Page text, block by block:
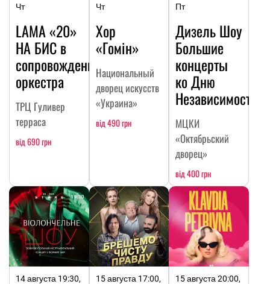
Чт
LAMA «20»
НА БИC в
сопровождении
оркестра
ТРЦ Гуливер
терраса
від 690 грн
Чт
Хор
«Гомін»
Национальный
дворец искусств
«Украина»
від 490 грн
Пт
Дизель Шоу
Большие
концерты
ко Дню
Независимости
МЦКИ
«Октябрьский
дворец»
від 400 грн
14 августа 19:30,
15 августа 17:00,
15 августа 20:00,